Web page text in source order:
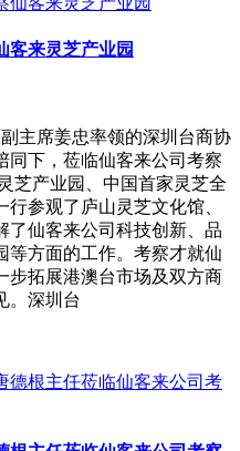
客来灵芝产业园
主席姜忠率领的深圳台商协
同下，莅临仙客来公司考察
产业园、中国首家灵芝全
参观了庐山灵芝文化馆、
了仙客来公司科技创新、品
等方面的工作。考察才就仙
步拓展港澳台市场及双方商
。深圳台